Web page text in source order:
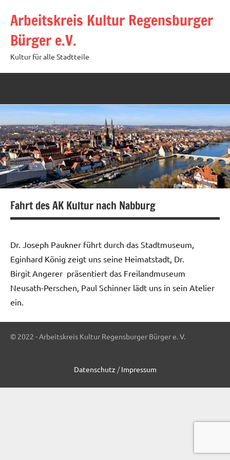
Inhalt
springen
Arbeitskreis Kultur Regensburger
Bürger e.V.
Kultur für alle Stadtteile
Fahrt des AK Kultur nach Nabburg
Dr. Joseph Paukner führt durch das Stadtmuseum,
Eginhard König zeigt uns seine Heimatstadt, Dr.
Birgit Angerer präsentiert das Freilandmuseum
Neusath-Perschen, Paul Schinner lädt uns in sein Atelier
ein.
Fotogalerie
© 2022 - Arbeitskreis Kultur Regensburger Bürger e. V.
Datenschutz /Impressum